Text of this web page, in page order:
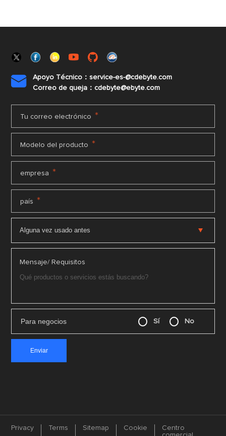

Apoyo Técnico：service-es-@cdebyte.com
Correo de queja：cdebyte@ebyte.com
Tu correo electrónico *
Modelo del producto *
empresa *
país *
Mensaje/ Requisitos
Para negocios Sí No
Privacy Terms Sitemap Cookie
Centro